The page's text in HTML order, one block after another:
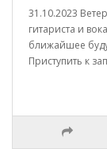
31.10.2023
гитариста и
ближайшее
Приступить к